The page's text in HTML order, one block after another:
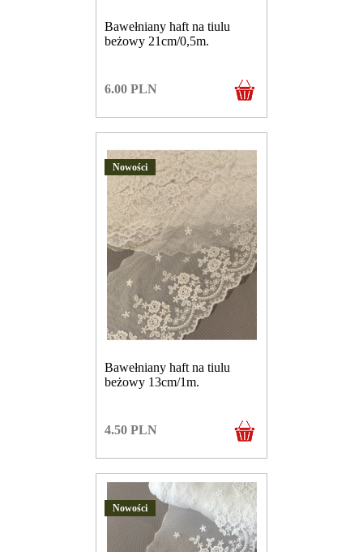
Bawełniany haft na tiulu
beżowy 21cm/0,5m.
6.00 PLN
Nowości
Bawełniany haft na tiulu
beżowy 13cm/1m.
4.50 PLN
Nowości